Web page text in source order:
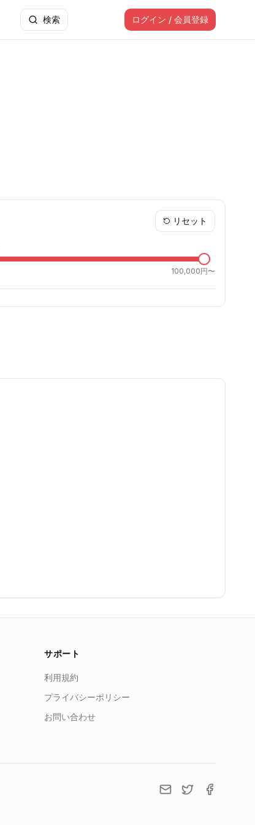
検索 ログイン / 会員登録
100,000円〜
リセット
サポート
利用規約
プライバシーポリシー
お問い合わせ